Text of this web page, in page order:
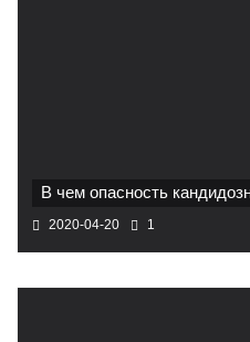
В чем опасность
2020-04-20 1